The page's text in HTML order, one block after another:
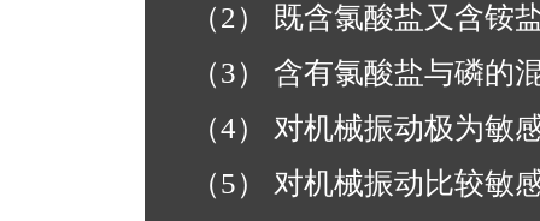
（2） 既含氯酸盐又含铵
（3） 含有氯酸盐与磷的
（4） 对机械振动极为敏
（5） 对机械振动比较敏